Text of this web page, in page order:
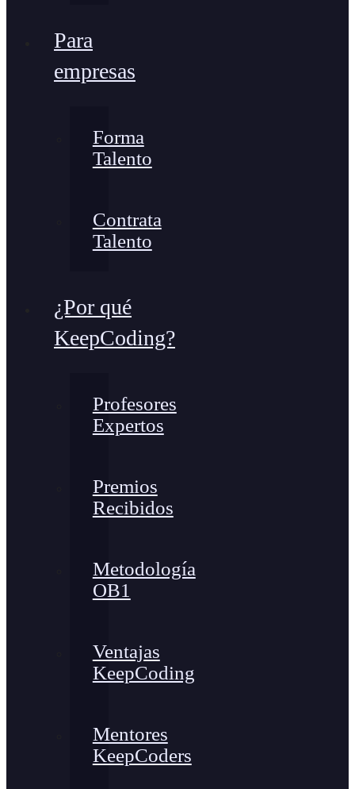
Para
empresas
Forma
Talento
Contrata
Talento
¿Por qué
KeepCoding?
Profesores
Expertos
Premios
Recibidos
Metodología
OB1
Ventajas
KeepCoding
Mentores
KeepCoders